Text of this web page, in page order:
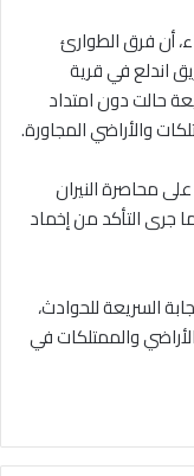
أن فرق الطوارئ
اندلع في قرية
حالت دون امتداد
والأراضي المجاورة.
محاصرة النيران
جرى التأكد من إخماد
السريعة للحوادث،
والممتلكات في